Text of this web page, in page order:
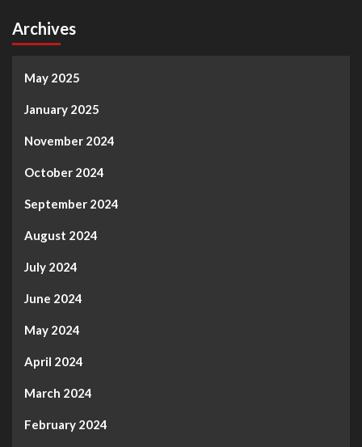
Archives
May 2025
January 2025
November 2024
October 2024
September 2024
August 2024
July 2024
June 2024
May 2024
April 2024
March 2024
February 2024